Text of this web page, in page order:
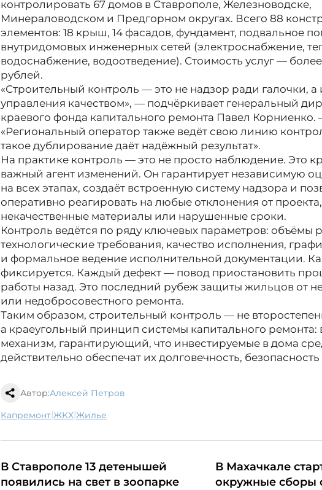
контролировать 67 домов в Ставрополе, Железноводске,
Минераловодском и Предгорном округах. Всего 88
элементов: 18 крыш, 14 фасадов, фундамент, подвальное
внутридомовых инженерных сетей (электроснабжение,
водоснабжение, водоотведение). Стоимость услуг —
рублей.
«Строительный контроль — это не надзор ради галочки, а
управления качеством», — подчёркивает генеральный
краевого фонда капитального ремонта Павел Корниенко.
«Региональный оператор также ведёт свою линию
такое дублирование даёт надёжный результат».
На практике контроль — это не просто наблюдение. Это
важный агент изменений. Он гарантирует независимую
на всех этапах, создаёт встроенную систему надзора и
оперативно реагировать на любые отклонения от проекта,
некачественные материалы или нарушенные сроки.
Контроль ведётся по ряду ключевых параметров: объёмы
технологические требования, качество исполнения,
и формальное ведение исполнительной документации.
фиксируется. Каждый дефект — повод приостановить
работы назад. Это последний рубеж защиты жильцов от
или недобросовестного ремонта.
Таким образом, строительный контроль — не
а краеугольный принцип системы капитального ремонта:
механизм, гарантирующий, что инвестируемые в дома
действительно обеспечат их долговечность,
Автор:Алексей Петров
капремонт| ЖКХ| жилье
В Ставрополе 13 детенышей
появились на свет в зоопарке
В Махачкале
окружные сборы